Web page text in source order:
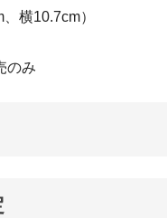
横10.7cm）
のみ